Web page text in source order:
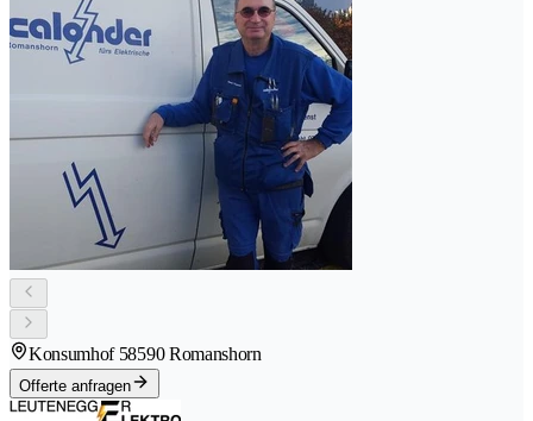
Konsumhof 58590 Romanshorn
Offerte anfragen